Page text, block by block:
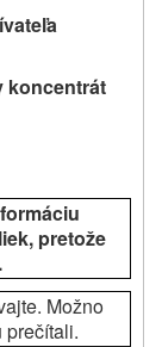
koncentrát
pretože
Možno
prečítali.